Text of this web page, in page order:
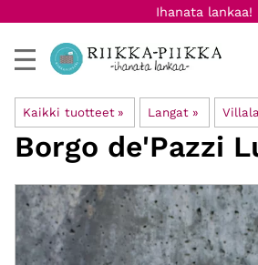
Ihanata lankaa!
Kaikki tuotteet ‪» Langat ‪»
Borgo de'Pazzi